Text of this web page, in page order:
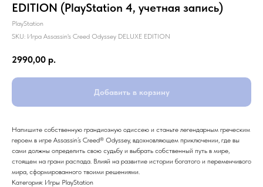
EDITION (PlayStation 4, учетная запись)
PlayStation
SKU: Игра Assassin's Creed Odyssey DELUXE EDITION
2990,00 р.
Добавить в корзину
Напишите собственную грандиозную одиссею и станьте легендарным греческим
героем в игре Assassin’s Creed® Odyssey, вдохновляющем приключении, где вы
сами должны определить свою судьбу и выбрать собственный путь в мире,
стоящем на грани распада. Влияй на развитие истории богатого и переменчивого
мира, сформированного твоими решениями.
Категория: Игры PlayStation